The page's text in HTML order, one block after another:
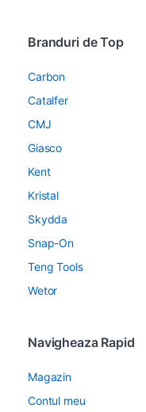
Branduri de Top
Carbon
Catalfer
CMJ
Giasco
Kent
Kristal
Skydda
Snap-On
Teng Tools
Wetor
Navigheaza Rapid
Magazin
Contul meu